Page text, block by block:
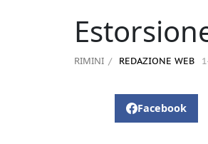
RIMINI REDAZIONE WEB
Facebook